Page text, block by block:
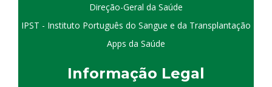
Direção-Geral da Saúde
IPST - Instituto Português do Sangue e da Transplantação
Apps da Saúde
Informação Legal